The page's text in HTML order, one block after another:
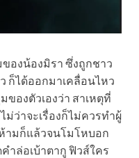
องน้องมิรา ซึ่งถูกชาว
ก็ได้ออกมาเคลื่อนไหว
องตัวเองว่า สาเหตุที่
ว่าจะเรื่องก็ไม่ควรทำผู้
ามก็แล้วจนโมโหบอก
ำล่อเบ้าตากู ฟิวส์ใคร